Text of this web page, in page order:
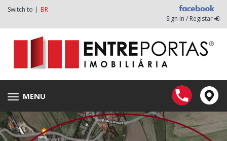
Switch to | BR
Sign in / Registar
Toggle
navigation
MENU